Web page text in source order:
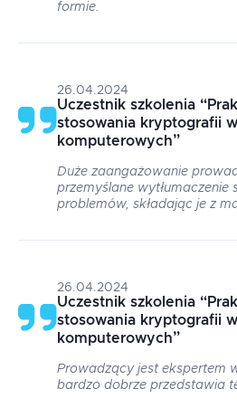
formie.
26.04.2024
Uczestnik szkolenia “
stosowania kryptografii
komputerowych”
Duże zaangażowanie
przemyślane wytłumaczenie
problemów, składając je z
26.04.2024
Uczestnik szkolenia “
stosowania kryptografii
komputerowych”
Prowadzący jest ekspertem
bardzo dobrze przedstawia